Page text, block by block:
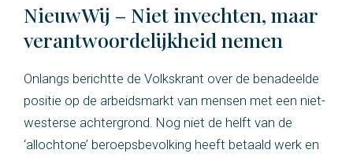
NieuwWij – Niet invechten, maar
verantwoordelijkheid nemen
Onlangs berichtte de Volkskrant over de benadeelde
positie op de arbeidsmarkt van mensen met een niet-
westerse achtergrond. Nog niet de helft van de
‘allochtone’ beroepsbevolking heeft betaald werk en